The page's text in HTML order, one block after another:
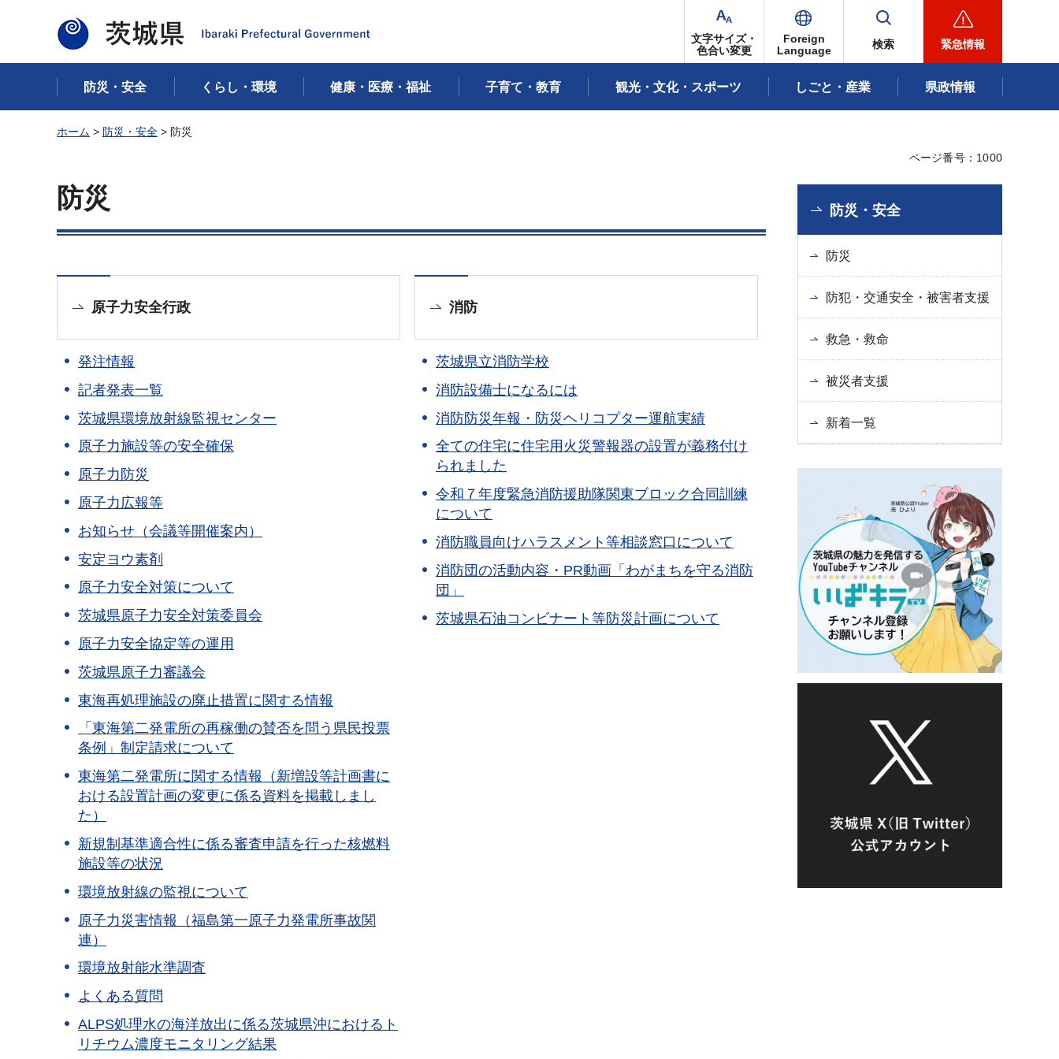
茨城県
文字サイズ・
色合い変更
Foreign
Language
検索 緊急情報
防災・安全 くらし・環境 健康・医療・福祉 子育て・教育 観光・文化・スポーツ しごと・産業 県政情報
ホーム > 防災・安全 > 防災
ページ番号：1000
防災
原子力安全行政
発注情報
記者発表一覧
茨城県環境放射線監視センター
原子力施設等の安全確保
原子力防災
原子力広報等
お知らせ（会議等開催案内）
安定ヨウ素剤
原子力安全対策について
茨城県原子力安全対策委員会
原子力安全協定等の運用
茨城県原子力審議会
東海再処理施設の廃止措置に関する情報
「東海第二発電所の再稼働の賛否を問う県民投票
条例」制定請求について
東海第二発電所に関する情報（新増設等計画書に
おける設置計画の変更に係る資料を掲載しまし
た）
新規制基準適合性に係る審査申請を行った核燃料
施設等の状況
環境放射線の監視について
原子力災害情報（福島第一原子力発電所事故関
連）
環境放射能水準調査
よくある質問
ALPS処理水の海洋放出に係る茨城県沖におけるト
リチウム濃度モニタリング結果
消防
茨城県立消防学校
消防設備士になるには
消防防災年報・防災ヘリコプター運航実績
全ての住宅に住宅用火災警報器の設置が義務付け
られました
令和７年度緊急消防援助隊関東ブロック合同訓練
について
消防職員向けハラスメント等相談窓口について
消防団の活動内容・PR動画「わがまちを守る消防
団」
茨城県石油コンビナート等防災計画について
防災・安全
防災
防犯・交通安全・被害者支援
救急・救命
被災者支援
新着一覧